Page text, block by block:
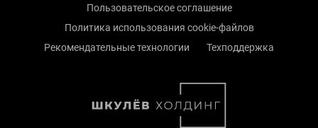
Пользовательское соглашение
Политика использования cookie-файлов
Рекомендательные технологии
Техподдержка